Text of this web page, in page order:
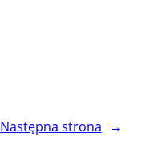
Następna strona →